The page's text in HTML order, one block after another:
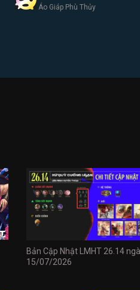
Áo Giáp Phù Thủy
Bản Cập Nhật LMHT 26.14
15/07/2026